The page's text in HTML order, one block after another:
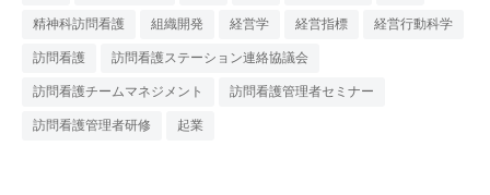
精神科訪問看護 組織開発 経営学 経営指標 経営行動科学
訪問看護 訪問看護ステーション連絡協議会
訪問看護チームマネジメント 訪問看護管理者セミナー
訪問看護管理者研修 起業